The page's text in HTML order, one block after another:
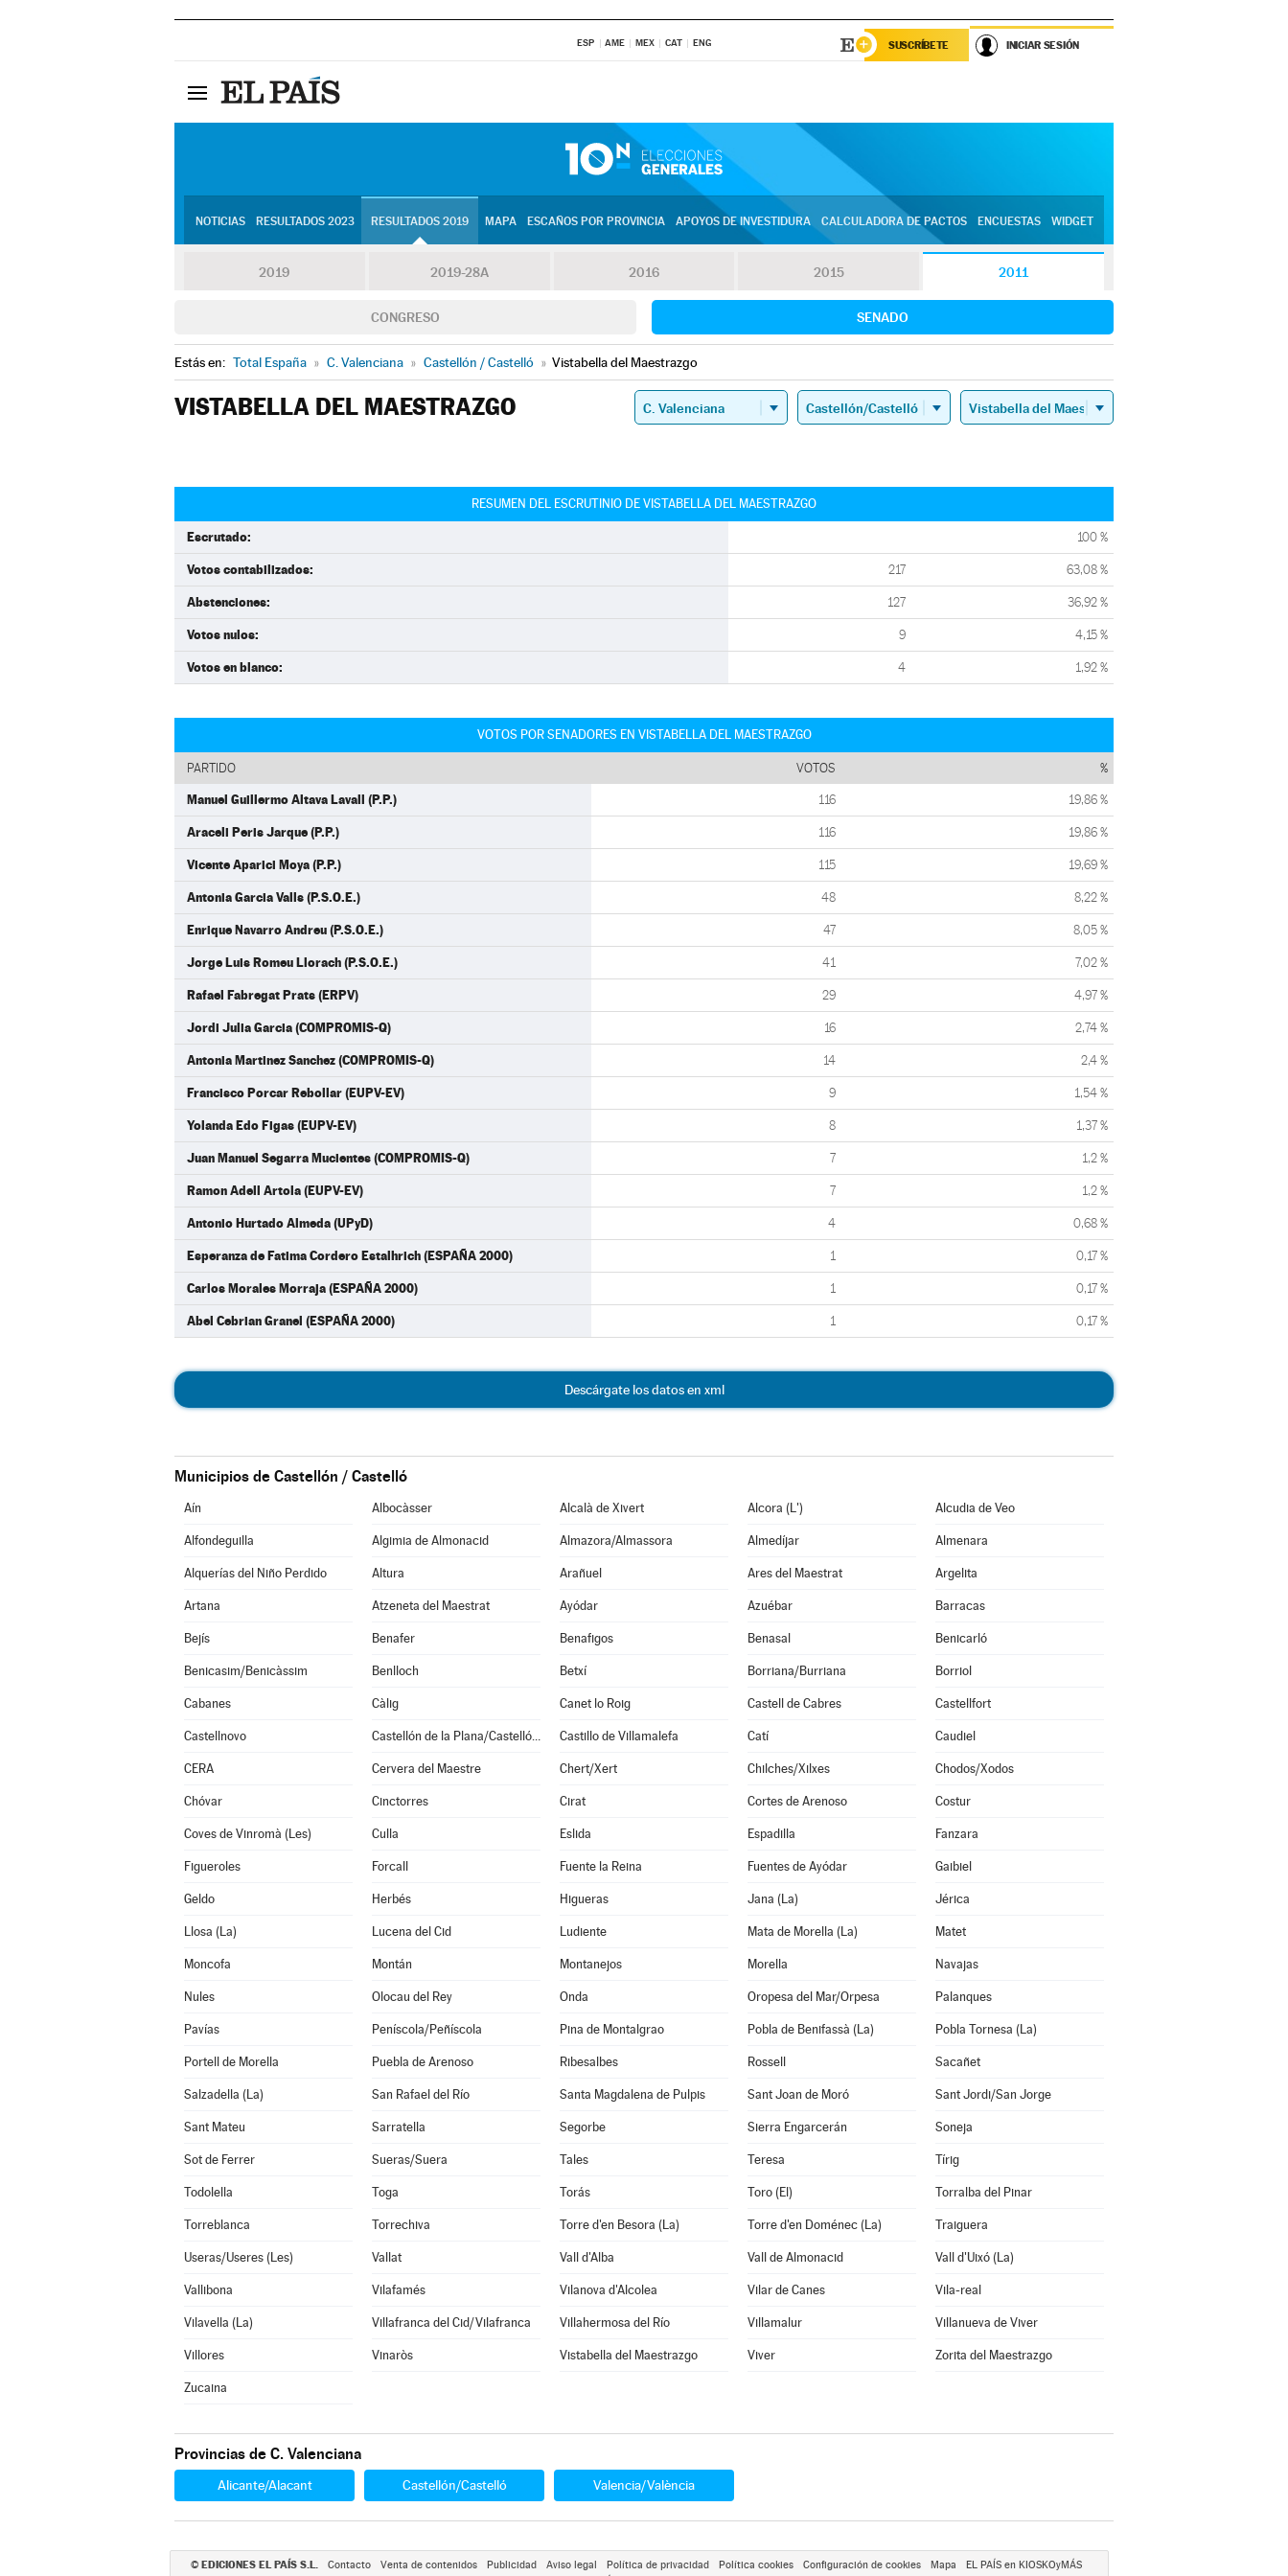
ESP AME MEX CAT ENG SUSCRÍBETE INICIAR SESIÓN
NOTICIAS RESULTADOS 2023 RESULTADOS 2019 MAPA ESCAÑOS POR PROVINCIA APOYOS DE INVESTIDURA CALCULADORA DE PACTOS ENCUESTAS WIDGET
2019 2019-28A 2016 2015 2011
CONGRESO SENADO
Estás en: Total España » C. Valenciana » Castellón / Castelló » Vistabella del Maestrazgo
VISTABELLA DEL MAESTRAZGO
RESUMEN DEL ESCRUTINIO DE VISTABELLA DEL MAESTRAZGO
Escrutado: 100 %
Votos contabilizados: 217 63,08 %
Abstenciones: 127 36,92 %
Votos nulos: 9 4,15 %
Votos en blanco: 4 1,92 %
VOTOS POR SENADORES EN VISTABELLA DEL MAESTRAZGO
PARTIDO VOTOS %
Manuel Guillermo Altava Lavall (P.P.) 116 19,86 %
Araceli Peris Jarque (P.P.) 116 19,86 %
Vicente Aparici Moya (P.P.) 115 19,69 %
Antonia Garcia Valls (P.S.O.E.) 48 8,22 %
Enrique Navarro Andreu (P.S.O.E.) 47 8,05 %
Jorge Luis Romeu Llorach (P.S.O.E.) 41 7,02 %
Rafael Fabregat Prats (ERPV) 29 4,97 %
Jordi Julia Garcia (COMPROMIS-Q) 16 2,74 %
Antonia Martinez Sanchez (COMPROMIS-Q) 14 2,4 %
Francisco Porcar Rebollar (EUPV-EV) 9 1,54 %
Yolanda Edo Figas (EUPV-EV) 8 1,37 %
Juan Manuel Segarra Mucientes (COMPROMIS-Q) 7 1,2 %
Ramon Adell Artola (EUPV-EV) 7 1,2 %
Antonio Hurtado Almeda (UPyD) 4 0,68 %
Esperanza de Fatima Cordero Estalhrich (ESPAÑA 2000) 1 0,17 %
Carlos Morales Morraja (ESPAÑA 2000) 1 0,17 %
Abel Cebrian Granel (ESPAÑA 2000) 1 0,17 %
Descárgate los datos en xml
Municipios de Castellón / Castelló
Aín Albocàsser Alcalà de Xivert Alcora (L') Alcudia de Veo
Alfondeguilla Algimia de Almonacid Almazora/Almassora Almedíjar Almenara
Alquerías del Niño Perdido Altura Arañuel Ares del Maestrat Argelita
Artana Atzeneta del Maestrat Ayódar Azuébar Barracas
Bejís Benafer Benafigos Benasal Benicarló
Benicasim/Benicàssim Benlloch Betxí Borriana/Burriana Borriol
Cabanes Càlig Canet lo Roig Castell de Cabres Castellfort
Castellnovo Castellón de la Plana/Castelló de la Plana Castillo de Villamalefa Catí Caudiel
CERA Cervera del Maestre Chert/Xert Chilches/Xilxes Chodos/Xodos
Chóvar Cinctorres Cirat Cortes de Arenoso Costur
Coves de Vinromà (Les) Culla Eslida Espadilla Fanzara
Figueroles Forcall Fuente la Reina Fuentes de Ayódar Gaibiel
Geldo Herbés Higueras Jana (La) Jérica
Llosa (La) Lucena del Cid Ludiente Mata de Morella (La) Matet
Moncofa Montán Montanejos Morella Navajas
Nules Olocau del Rey Onda Oropesa del Mar/Orpesa Palanques
Pavías Peníscola/Peñíscola Pina de Montalgrao Pobla de Benifassà (La) Pobla Tornesa (La)
Portell de Morella Puebla de Arenoso Ribesalbes Rossell Sacañet
Salzadella (La) San Rafael del Río Santa Magdalena de Pulpis Sant Joan de Moró Sant Jordi/San Jorge
Sant Mateu Sarratella Segorbe Sierra Engarcerán Soneja
Sot de Ferrer Sueras/Suera Tales Teresa Tírig
Todolella Toga Torás Toro (El) Torralba del Pinar
Torreblanca Torrechiva Torre d'en Besora (La) Torre d'en Doménec (La) Traiguera
Useras/Useres (Les) Vallat Vall d'Alba Vall de Almonacid Vall d'Uixó (La)
Vallibona Vilafamés Vilanova d'Alcolea Vilar de Canes Vila-real
Vilavella (La) Villafranca del Cid/Vilafranca Villahermosa del Río Villamalur Villanueva de Viver
Villores Vinaròs Vistabella del Maestrazgo Viver Zorita del Maestrazgo
Zucaina
Provincias de C. Valenciana
Alicante/Alacant Castellón/Castelló Valencia/València
© EDICIONES EL PAÍS S.L. Contacto Venta de contenidos Publicidad Aviso legal Política de privacidad Política cookies Configuración de cookies Mapa
EL PAÍS en KIOSKOyMÁS